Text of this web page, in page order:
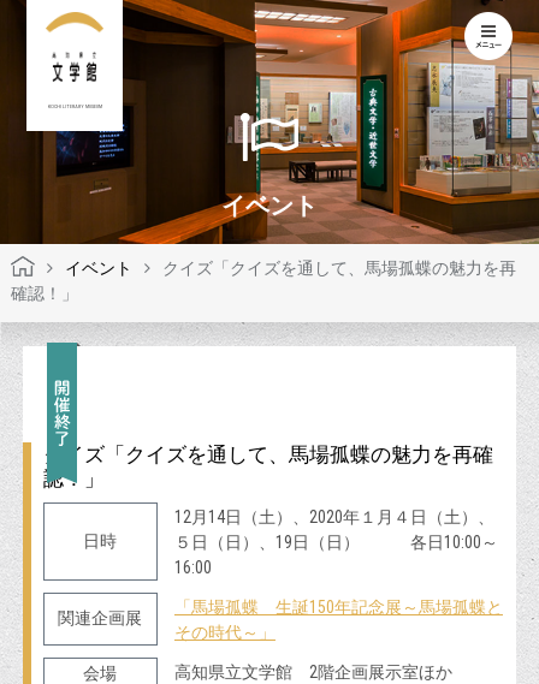
KOCHI LITERARY MUSEUM
イベント
イベント
クイズ「クイズを通して、馬場孤蝶の魅力を再
確認！」
クイズ「クイズを通して、馬場孤蝶の魅力を再確
認！」
日時
12月14日（土）、2020年１月４日（土）、
５日（日）、19日（日） 各日10:00～
16:00
関連企画展
「馬場孤蝶 生誕150年記念展～馬場孤蝶と
その時代～」
会場 高知県立文学館 2階企画展示室ほか